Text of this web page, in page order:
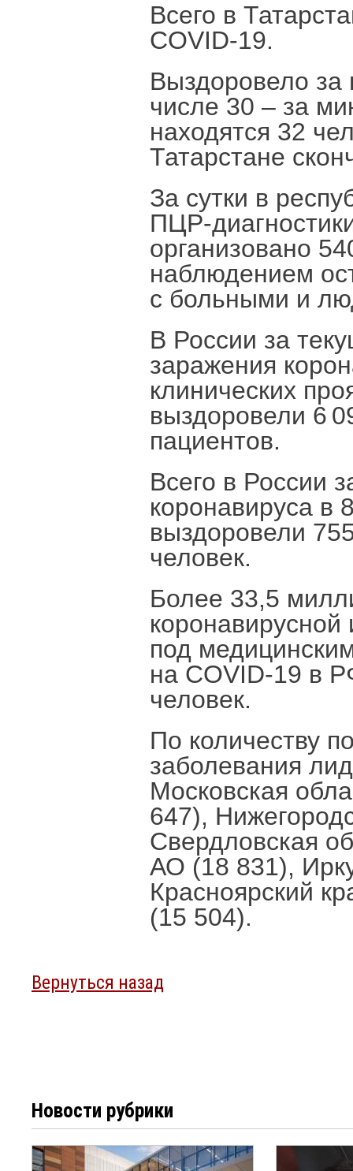
Всего в
COVID-19.
Выздоровело за
числе 30 – за
находятся 32
Татарстане
За сутки в
ПЦР-
организовано
наблюдением
с больными и
В России за
заражения
клинических
выздоровели 6
пациентов.
Всего в России
коронавируса в
выздоровели
человек.
Более 33,5
под
на COVID-19 в
человек.
По количеству
заболевания
Московская
647),
Свердловская
АО (18 831),
Красноярский
(15 504).
Вернуться назад
Новости рубрики